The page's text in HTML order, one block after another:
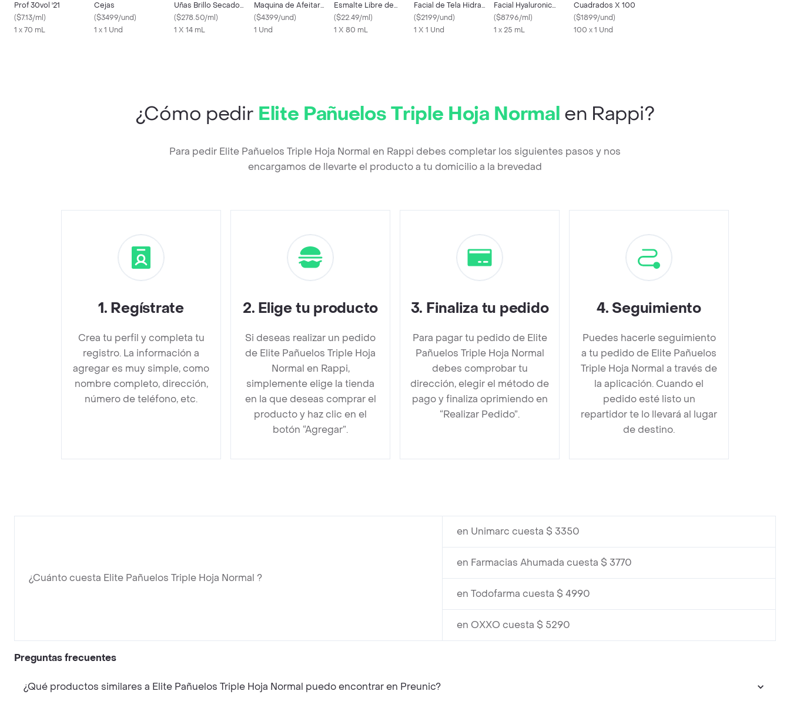
Prof 30vol '21
($7.13/ml)
1 x 70 mL
Cejas
($3499/und)
1 x 1 Und
Uñas Brillo Secado
Rápido
($278.50/ml)
1 X 14 mL
Maquina de Afeitar
Desechable 3 Hojas
Mujer 2
($4399/und)
1 Und
Esmalte Libre de
Acetona Rose
($22.49/ml)
1 X 80 mL
Facial de Tela Hidra
Shock
($2199/und)
1 X 1 Und
Facial Hyaluronic
Boost + Colágeno
($87.96/ml)
1 x 25 mL
Cuadrados X 100
($1899/und)
100 x 1 Und
¿Cómo pedir Elite Pañuelos Triple Hoja Normal en Rappi?
Para pedir Elite Pañuelos Triple Hoja Normal en Rappi debes completar los siguientes pasos y nos
encargamos de llevarte el producto a tu domicilio a la brevedad
1. Regístrate
Crea tu perfil y completa tu
registro. La información a
agregar es muy simple, como
nombre completo, dirección,
número de teléfono, etc.
2. Elige tu producto
Si deseas realizar un pedido
de Elite Pañuelos Triple Hoja
Normal en Rappi,
simplemente elige la tienda
en la que deseas comprar el
producto y haz clic en el
botón “Agregar”.
3. Finaliza tu pedido
Para pagar tu pedido de Elite
Pañuelos Triple Hoja Normal
debes comprobar tu
dirección, elegir el método de
pago y finaliza oprimiendo en
“Realizar Pedido”.
4. Seguimiento
Puedes hacerle seguimiento
a tu pedido de Elite Pañuelos
Triple Hoja Normal a través de
la aplicación. Cuando el
pedido esté listo un
repartidor te lo llevará al lugar
de destino.
¿Cuánto cuesta Elite Pañuelos Triple Hoja Normal ?
en Unimarc cuesta $ 3350
en Farmacias Ahumada cuesta $ 3770
en Todofarma cuesta $ 4990
en OXXO cuesta $ 5290
Preguntas frecuentes
¿Qué productos similares a Elite Pañuelos Triple Hoja Normal puedo encontrar en Preunic?